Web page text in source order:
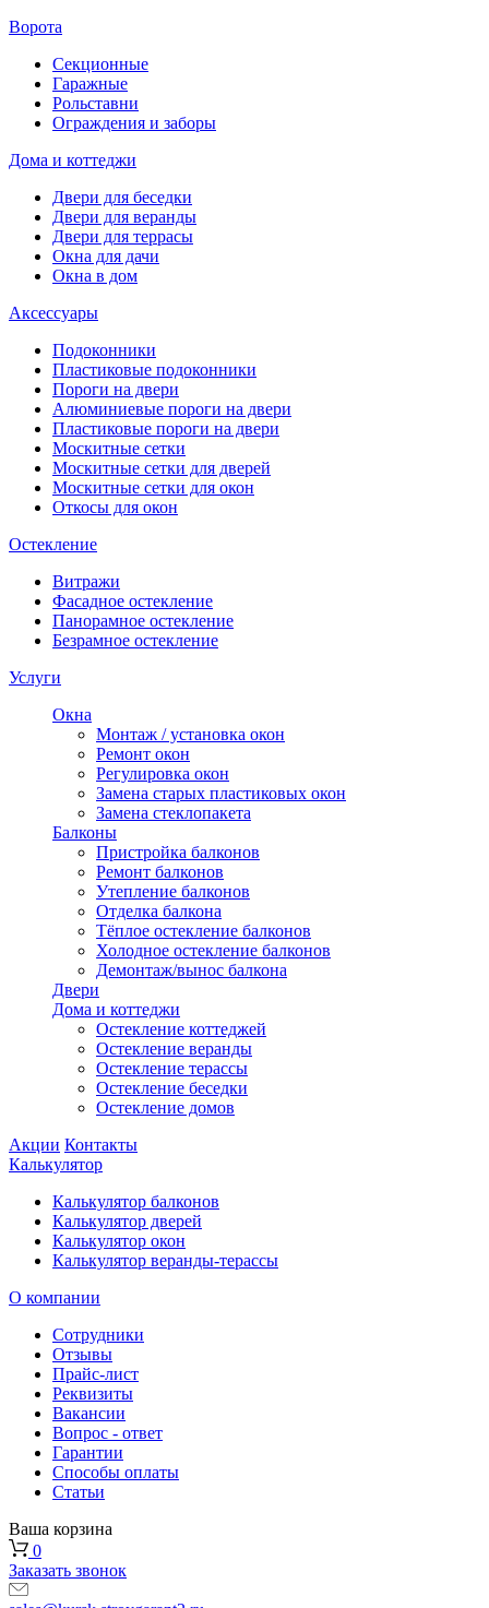
Ворота
Секционные
Гаражные
Рольставни
Ограждения и заборы
Дома и коттеджи
Двери для беседки
Двери для веранды
Двери для террасы
Окна для дачи
Окна в дом
Аксессуары
Подоконники
Пластиковые подоконники
Пороги на двери
Алюминиевые пороги на двери
Пластиковые пороги на двери
Москитные сетки
Москитные сетки для дверей
Москитные сетки для окон
Откосы для окон
Остекление
Витражи
Фасадное остекление
Панорамное остекление
Безрамное остекление
Услуги
Окна
Монтаж / установка окон
Ремонт окон
Регулировка окон
Замена старых пластиковых окон
Замена стеклопакета
Балконы
Пристройка балконов
Ремонт балконов
Утепление балконов
Отделка балкона
Тёплое остекление балконов
Холодное остекление балконов
Демонтаж/вынос балкона
Двери
Дома и коттеджи
Остекление коттеджей
Остекление веранды
Остекление терассы
Остекление беседки
Остекление домов
Акции Контакты
Калькулятор
Калькулятор балконов
Калькулятор дверей
Калькулятор окон
Калькулятор веранды-терассы
О компании
Сотрудники
Отзывы
Прайс-лист
Реквизиты
Вакансии
Вопрос - ответ
Гарантии
Способы оплаты
Статьи
Ваша корзина
0
Заказать звонок